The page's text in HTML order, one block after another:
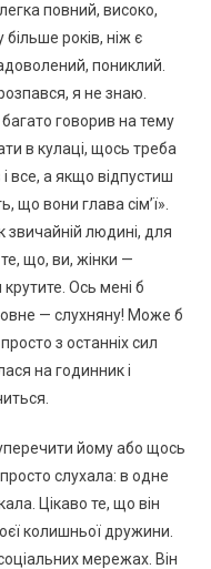
повний, високо,
років, ніж є
пониклий.
я не знаю.
говорив на тему
в кулаці, щось треба
все, а якщо відпустиш
що вони глава сім’ї».
звичайній людині, для
що, ви, жінки —
Ось мені б
— слухняну! Може б
з останніх сил
на годинник і
йому або щось
слухала: в одне
Цікаво те, що він
колишньої дружини.
мережах. Він